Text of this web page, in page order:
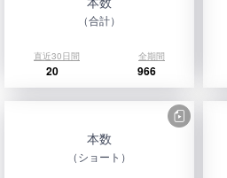
（合計）
直近30日間 全期間
20 966
本数
（ショート）